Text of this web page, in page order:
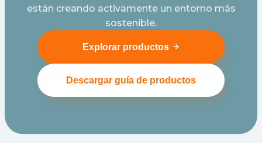
están creando activamente un entorno más
sostenible.
Explorar productos
Descargar guía de productos